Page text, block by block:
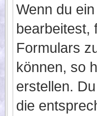
Wenn du
bearbeitest,
Formulars
können, so
erstellen.
die